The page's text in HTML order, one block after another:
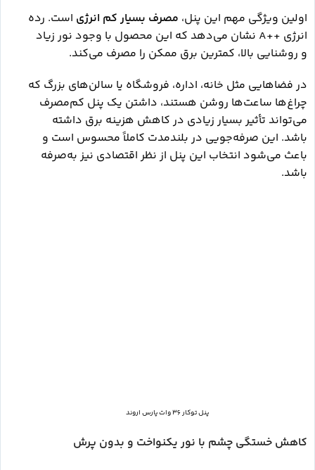
اولین ویژگی مهم این پنل، مصرف بسیار کم انرژی است. رده
انرژی ++A نشان می‌دهد که این محصول با وجود نور زیاد
و روشنایی بالا، کمترین برق ممکن را مصرف می‌کند.
در فضاهایی مثل خانه، اداره، فروشگاه یا سالن‌های بزرگ که
چراغ‌ها ساعت‌ها روشن هستند، داشتن یک پنل کم‌مصرف
می‌تواند تأثیر بسیار زیادی در کاهش هزینه برق داشته
باشد. این صرفه‌جویی در بلندمدت کاملاً محسوس است و
باعث می‌شود انتخاب این پنل از نظر اقتصادی نیز به‌صرفه
باشد.
پنل توکار 36 وات پارس اروند
کاهش خستگی چشم با نور یکنواخت و بدون پرش